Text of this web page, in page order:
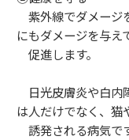
紫外線でダメージ
にもダメージを与え
促進します。
日光皮膚炎や白内
は人だけでなく、猫
誘発される病気で